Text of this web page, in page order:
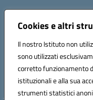
Cookies e altri
Il nostro Istituto non
sono utilizzati
corretto funzionamento
istituzionali e alla sua
strumenti statistici
Indirizzo:Via Canale 1, Ancona
Centralino:071 204723
Codice fiscale: 93020970427
Codice meccanografico:
Codice unico di fatturazione